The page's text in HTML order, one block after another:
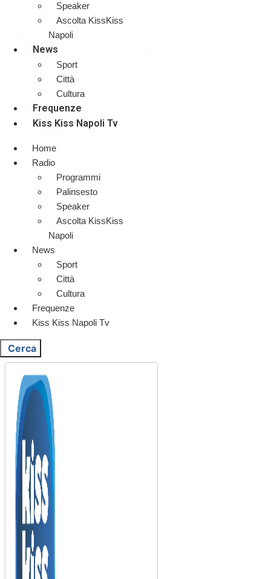
Speaker
Ascolta KissKiss
Napoli
News
Sport
Città
Cultura
Frequenze
Kiss Kiss Napoli Tv
Home
Radio
Programmi
Palinsesto
Speaker
Ascolta KissKiss
Napoli
News
Sport
Città
Cultura
Frequenze
Kiss Kiss Napoli Tv
Cerca